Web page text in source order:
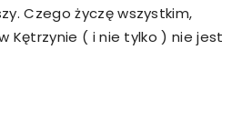
Czego życzę wszystkim,
Kętrzynie ( i nie tylko ) nie jest